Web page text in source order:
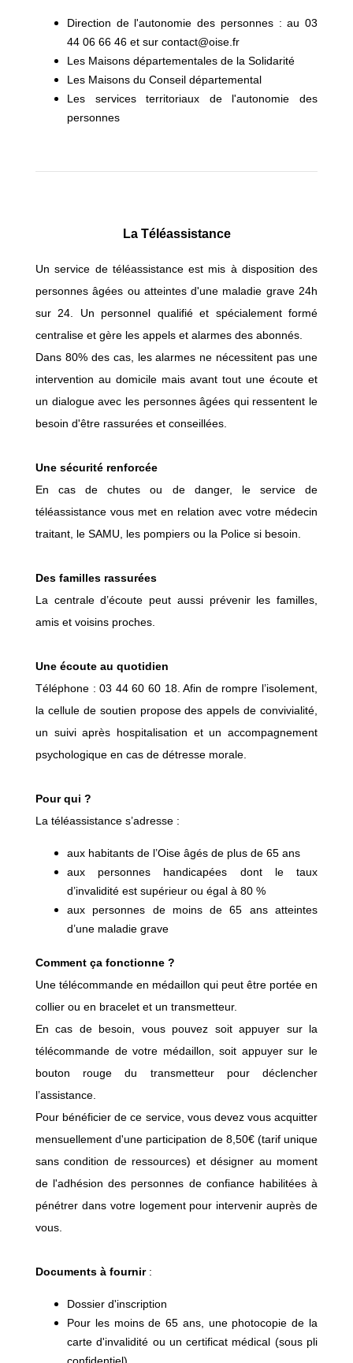
Direction de l'autonomie des personnes : au 03
44 06 66 46 et sur contact@oise.fr
Les Maisons départementales de la Solidarité
Les Maisons du Conseil départemental
Les services territoriaux de l'autonomie des
personnes
La Téléassistance
Un service de téléassistance est mis à disposition des
personnes âgées ou atteintes d'une maladie grave 24h
sur 24. Un personnel qualifié et spécialement formé
centralise et gère les appels et alarmes des abonnés.
Dans 80% des cas, les alarmes ne nécessitent pas une
intervention au domicile mais avant tout une écoute et
un dialogue avec les personnes âgées qui ressentent le
besoin d'être rassurées et conseillées.
Une sécurité renforcée
En cas de chutes ou de danger, le service de
téléassistance vous met en relation avec votre médecin
traitant, le SAMU, les pompiers ou la Police si besoin.
Des familles rassurées
La centrale d’écoute peut aussi prévenir les familles,
amis et voisins proches.
Une écoute au quotidien
Téléphone : 03 44 60 60 18. Afin de rompre l’isolement,
la cellule de soutien propose des appels de convivialité,
un suivi après hospitalisation et un accompagnement
psychologique en cas de détresse morale.
Pour qui ?
La téléassistance s’adresse :
aux habitants de l’Oise âgés de plus de 65 ans
aux personnes handicapées dont le taux
d’invalidité est supérieur ou égal à 80 %
aux personnes de moins de 65 ans atteintes
d’une maladie grave
Comment ça fonctionne ?
Une télécommande en médaillon qui peut être portée en
collier ou en bracelet et un transmetteur.
En cas de besoin, vous pouvez soit appuyer sur la
télécommande de votre médaillon, soit appuyer sur le
bouton rouge du transmetteur pour déclencher
l’assistance.
Pour bénéficier de ce service, vous devez vous acquitter
mensuellement d'une participation de 8,50€ (tarif unique
sans condition de ressources) et désigner au moment
de l'adhésion des personnes de confiance habilitées à
pénétrer dans votre logement pour intervenir auprès de
vous.
Documents à fournir:
Dossier d'inscription
Pour les moins de 65 ans, une photocopie de la
carte d'invalidité ou un certificat médical (sous pli